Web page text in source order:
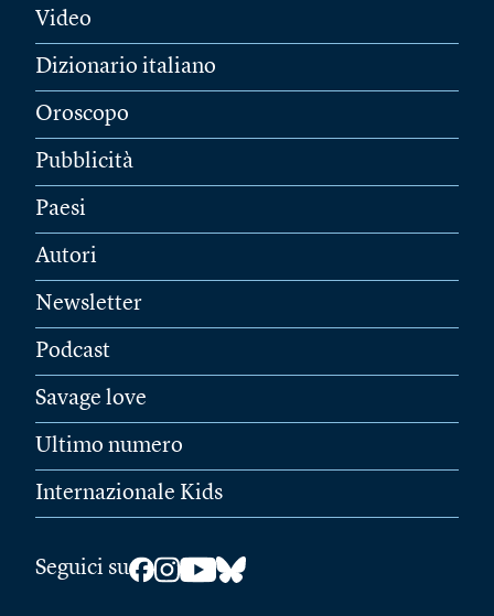
Video
Dizionario italiano
Oroscopo
Pubblicità
Paesi
Autori
Newsletter
Podcast
Savage love
Ultimo numero
Internazionale Kids
Seguici su